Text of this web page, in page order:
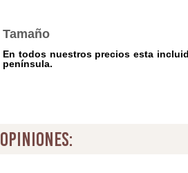
Tamaño
En todos nuestros precios esta
península.
opiniones: